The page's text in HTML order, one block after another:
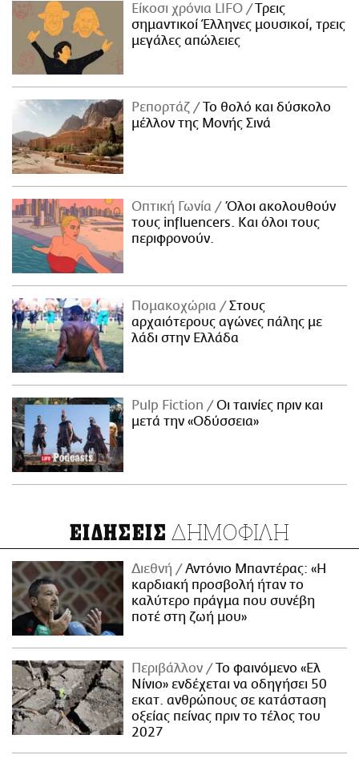
Είκοσι χρόνια LIFO
Tρεις
σημαντικοί Έλληνες μουσικοί, τρεις
μεγάλες απώλειες
Ρεπορτάζ
Το θολό και δύσκολο
μέλλον της Μονής Σινά
Οπτική Γωνία
Όλοι ακολουθούν
τους influencers. Και όλοι τους
περιφρονούν.
Πομακοχώρια
Στους
αρχαιότερους αγώνες πάλης με
λάδι στην Ελλάδα
Pulp Fiction
Οι ταινίες πριν και
μετά την «Οδύσσεια»
ΕΙΔΗΣΕΙΣ ΔΗΜΟΦΙΛΗ
Διεθνή
Αντόνιο Μπαντέρας: «Η
καρδιακή προσβολή ήταν το
καλύτερο πράγμα που συνέβη
ποτέ στη ζωή μου»
Περιβάλλον
Το φαινόμενο «Ελ
Νίνιο» ενδέχεται να οδηγήσει 50
εκατ. ανθρώπους σε κατάσταση
οξείας πείνας πριν το τέλος του
2027